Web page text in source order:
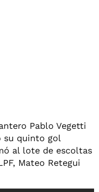
Pablo Vegetti
su quinto gol
al lote de escoltas
Mateo Retegui